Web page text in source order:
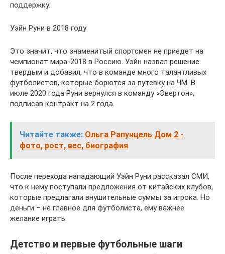
поддержку.
Уэйн Руни в 2018 году
Это значит, что знаменитый спортсмен не приедет на
чемпионат мира-2018 в Россию. Уэйн назвал решение
твердым и добавил, что в команде много талантливых
футболистов, которые борются за путевку на ЧМ. В
июле 2020 года Руни вернулся в команду «Эвертон»,
подписав контракт на 2 года.
Читайте также: Ольга Рапунцель Дом 2 -
фото, рост, вес, биография
После перехода нападающий Уэйн Руни рассказал СМИ,
что к нему поступали предложения от китайских клубов,
которые предлагали внушительные суммы за игрока. Но
деньги – не главное для футболиста, ему важнее
желание играть.
Детство и первые футбольные шаги